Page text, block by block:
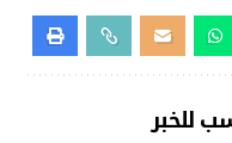
للخبر